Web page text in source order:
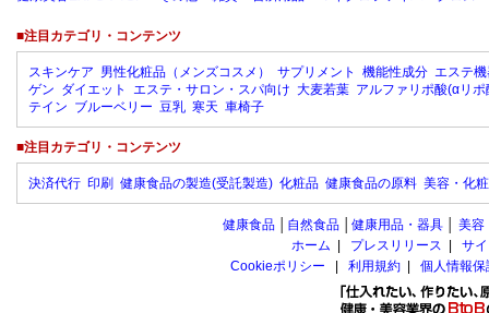
■注目カテゴリ・コンテンツ
スキンケア 男性化粧品（メンズコスメ） サプリメント 機能性成分 エステ
ゲン ダイエット エステ・サロン・スパ向け 大麦若葉 アルファリポ酸(αリポ
テイン ブルーベリー 豆乳 寒天 車椅子
■注目カテゴリ・コンテンツ
決済代行 印刷 健康食品の製造(受託製造) 化粧品 健康食品の原料 美容・化
健康食品 自然食品 健康用品・器具 美容
ホーム
プレスリリース
サ
Cookieポリシー
利用規約 個人情報